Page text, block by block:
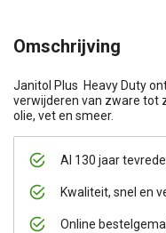
Al 130 jaar
Kwaliteit, snel en
Online
Omschrijving
Janitol Plus  Heavy Duty
verwijderen van zware tot
olie, vet en smeer.